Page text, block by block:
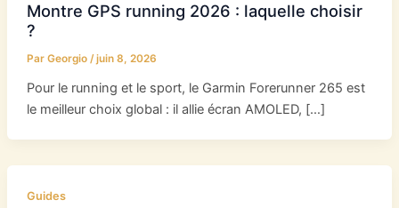
Montre GPS running 2026 : laquelle choisir
?
Par Georgio /juin 8, 2026
Pour le running et le sport, le Garmin Forerunner 265 est
le meilleur choix global : il allie écran AMOLED, […]
Guides